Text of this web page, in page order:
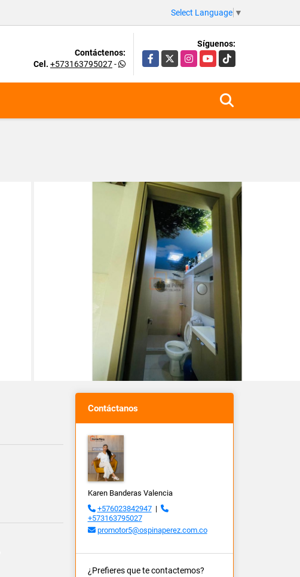
Select Language ▼
Contáctenos:
Cel. +573163795027-
Síguenos:
Facebook
X InstagramYouTubeTikTok
Contáctanos
Karen Banderas Valencia
+576023842947|
+573163795027
promotor5@ospinaperez.com.co
¿Prefieres que te contactemos?